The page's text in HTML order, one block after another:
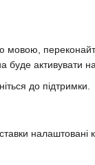
мовою,
активувати
до підтримки.
налаштовані